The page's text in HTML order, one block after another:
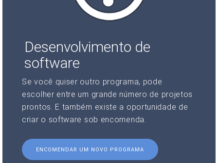
Desenvolvimento de
software
Se você quiser outro programa, pode
escolher entre um grande número de projetos
prontos. E também existe a oportunidade de
criar o software sob encomenda.
ENCOMENDAR UM NOVO PROGRAMA